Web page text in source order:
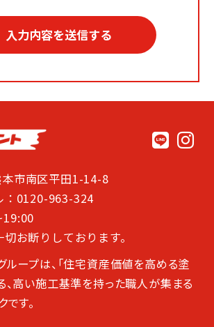
市南区平田1-14-8
：0120-963-324
お断りしております。
ループは、「住宅資産価値を高める塗
、高い施工基準を持った職人が集まる
す。